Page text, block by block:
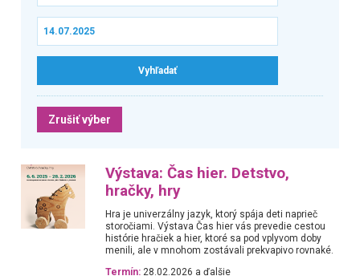
Zrušiť výber
Výstava: Čas hier. Detstvo,
hračky, hry
Hra je univerzálny jazyk, ktorý spája deti naprieč
storočiami. Výstava Čas hier vás prevedie cestou
histórie hračiek a hier, ktoré sa pod vplyvom doby
menili, ale v mnohom zostávali prekvapivo rovnaké.
Termín: 28.02.2026 a ďalšie